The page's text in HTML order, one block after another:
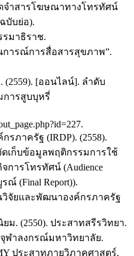
จำสารโฆษณาทางโทรทัศน์
บับย่อ).
มาธิราช.
การณ์การสื่อสารสุขภาพ”.
[ออนไลน์]. ลำดับ
ารสูบบุหรี่
ภาครัฐ (IRDP). (2558).
เก็บข้อมูลพฤติกรรมการใช้
การโทรทัศน์ (Audience
ณ์ (Final Report)).
จัยและพัฒนาองค์กรภาครัฐ
ม. (2550). ประสาทสรีรวิทยา.
ฬาลงกรณ์มหาวิทยาลัย.
ประสาทภายวิภาคศาสตร์.